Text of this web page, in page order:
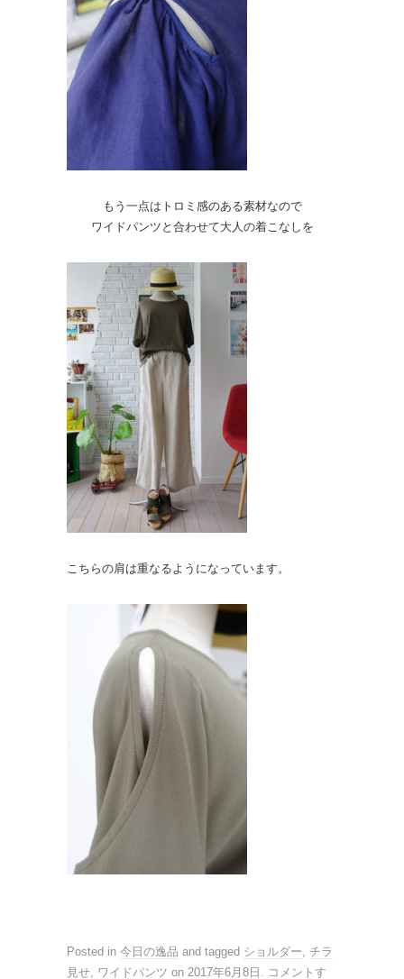
もう一点はトロミ感のある素材なので
ワイドパンツと合わせて大人の着こなしを
こちらの肩は重なるようになっています。
Posted in 今日の逸品 and tagged ショルダー, チラ
見せ, ワイドパンツ on 2017年6月8日 . コメントす